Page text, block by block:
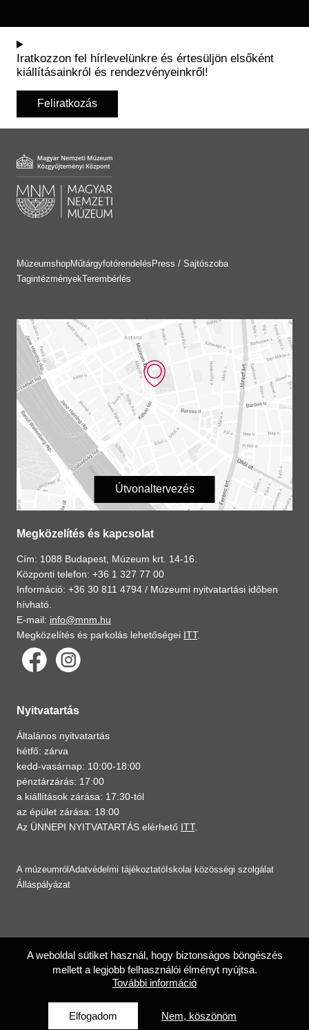
Iratkozzon fel hírlevelünkre és értesüljön elsőként
kiállításainkról és rendezvényeinkről!
Feliratkozás
MúzeumshopMűtárgyfotórendelés Press / Sajtószoba
TagintézményekTerembérlés
Útvonaltervezés
Megközelítés és kapcsolat
Cím: 1088 Budapest, Múzeum krt. 14-16.
Központi telefon: +36 1 327 77 00
Információ: +36 30 811 4794 / Múzeumi nyitvatartási időben
hívható.
E-mail: info@mnm.hu
Megközelítés és parkolás lehetőségei ITT.
Nyitvatartás
Általános nyitvatartás
hétfő: zárva
kedd-vasárnap: 10:00-18:00
pénztárzárás: 17:00
a kiállítások zárása: 17:30-tól
az épület zárása: 18:00
Az ÜNNEPI NYITVATARTÁS elérhető ITT.
A múzeumról Adatvédelmi tájékoztató Iskolai közösségi szolgálat
Álláspályázat
A weboldal sütiket használ, hogy biztonságos böngészés
mellett a legjobb felhasználói élményt nyújtsa.
További információ
Elfogadom Nem, köszönöm